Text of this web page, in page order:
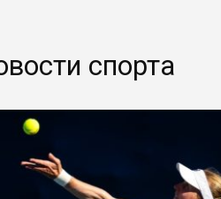
спорта